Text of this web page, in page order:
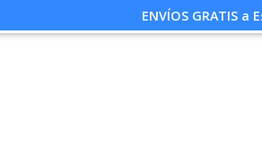
ENVÍOS GRATIS